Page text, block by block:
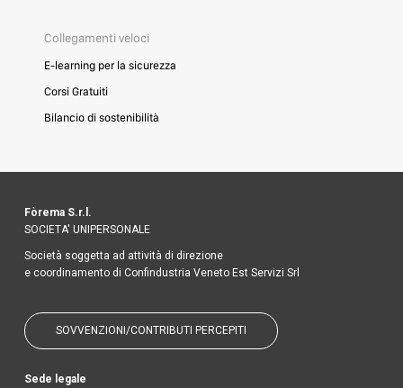
Collegamenti veloci
E-learning per la sicurezza
Corsi Gratuiti
Bilancio di sostenibilità
Fòrema S.r.l.
SOCIETA' UNIPERSONALE
Società soggetta ad attività di direzione
e coordinamento di Confindustria Veneto Est Servizi Srl
SOVVENZIONI/CONTRIBUTI PERCEPITI
Sede legale